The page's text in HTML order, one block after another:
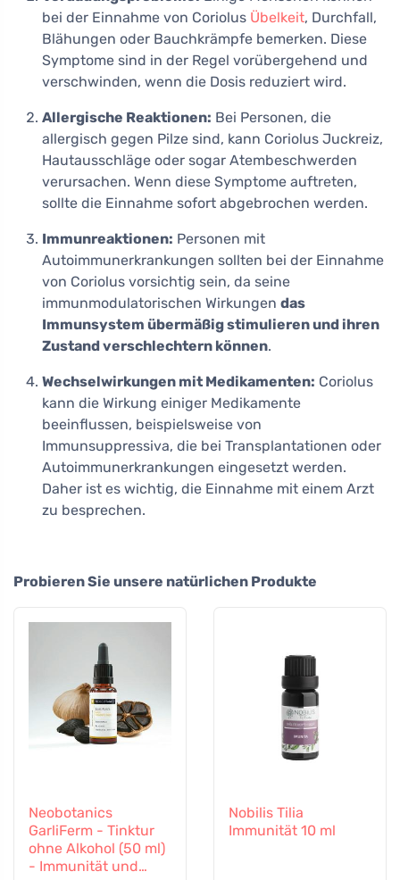
bei der Einnahme von Coriolus Übelkeit, Durchfall,
Blähungen oder Bauchkrämpfe bemerken. Diese
Symptome sind in der Regel vorübergehend und
verschwinden, wenn die Dosis reduziert wird.
Allergische Reaktionen: Bei Personen, die
allergisch gegen Pilze sind, kann Coriolus Juckreiz,
Hautausschläge oder sogar Atembeschwerden
verursachen. Wenn diese Symptome auftreten,
sollte die Einnahme sofort abgebrochen werden.
Immunreaktionen: Personen mit
Autoimmunerkrankungen sollten bei der Einnahme
von Coriolus vorsichtig sein, da seine
immunmodulatorischen Wirkungen das
Immunsystem übermäßig stimulieren und ihren
Zustand verschlechtern können.
Wechselwirkungen mit Medikamenten: Coriolus
kann die Wirkung einiger Medikamente
beeinflussen, beispielsweise von
Immunsuppressiva, die bei Transplantationen oder
Autoimmunerkrankungen eingesetzt werden.
Daher ist es wichtig, die Einnahme mit einem Arzt
zu besprechen.
Probieren Sie unsere natürlichen Produkte
Neobotanics
GarliFerm - Tinktur
ohne Alkohol (50 ml)
- Immunität und
Nobilis Tilia
Immunität 10 ml